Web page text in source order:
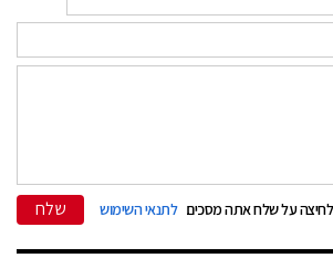
על שלח אתה מסכים לתנאי השימוש שלח